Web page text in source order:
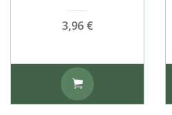
3,96 €